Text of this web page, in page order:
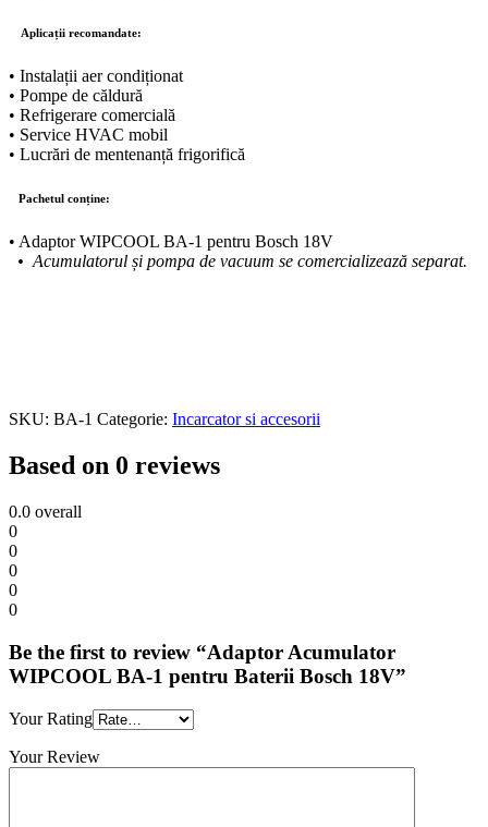
Aplicații recomandate:
• Instalații aer condiționat
• Pompe de căldură
• Refrigerare comercială
• Service HVAC mobil
• Lucrări de mentenanță frigorifică
Pachetul conține:
• Adaptor WIPCOOL BA-1 pentru Bosch 18V
• Acumulatorul și pompa de vacuum se comercializează separat.
SKU: BA-1 Categorie: Incarcator si accesorii
Based on 0 reviews
0.0 overall
0
0
0
0
0
Be the first to review “Adaptor Acumulator
WIPCOOL BA-1 pentru Baterii Bosch 18V”
Your Rating
Your Review